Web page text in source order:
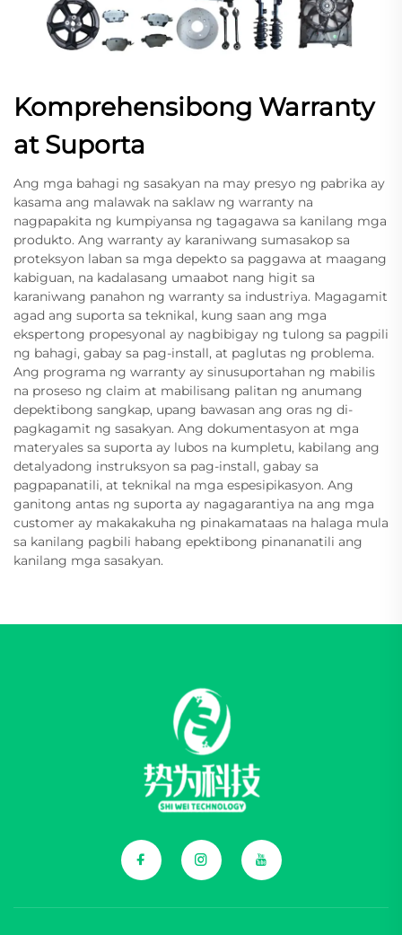
Komprehensibong Warranty
at Suporta
Ang mga bahagi ng sasakyan na may presyo ng pabrika ay
kasama ang malawak na saklaw ng warranty na
nagpapakita ng kumpiyansa ng tagagawa sa kanilang mga
produkto. Ang warranty ay karaniwang sumasakop sa
proteksyon laban sa mga depekto sa paggawa at maagang
kabiguan, na kadalasang umaabot nang higit sa
karaniwang panahon ng warranty sa industriya. Magagamit
agad ang suporta sa teknikal, kung saan ang mga
ekspertong propesyonal ay nagbibigay ng tulong sa pagpili
ng bahagi, gabay sa pag-install, at paglutas ng problema.
Ang programa ng warranty ay sinusuportahan ng mabilis
na proseso ng claim at mabilisang palitan ng anumang
depektibong sangkap, upang bawasan ang oras ng di-
pagkagamit ng sasakyan. Ang dokumentasyon at mga
materyales sa suporta ay lubos na kumpletu, kabilang ang
detalyadong instruksyon sa pag-install, gabay sa
pagpapanatili, at teknikal na mga espesipikasyon. Ang
ganitong antas ng suporta ay nagagarantiya na ang mga
customer ay makakakuha ng pinakamataas na halaga mula
sa kanilang pagbili habang epektibong pinananatili ang
kanilang mga sasakyan.